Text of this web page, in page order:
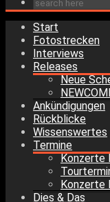
Start
Fotostrecken
Interviews
Releases
Neue
Ankündigungen
Rückblicke
Wissenswertes
Termine
Konzerte
Konzerte
Dies & Das